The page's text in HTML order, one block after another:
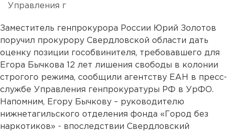
Управления г
Заместитель генпрокурора России Юрий Золотов
поручил прокурору Свердловской области дать
оценку позиции гособвинителя, требовавшего для
Егора Бычкова 12 лет лишения свободы в колонии
строгого режима, сообщили агентству ЕАН в пресс-
службе Управления генпрокуратуры РФ в УрФО.
Напомним, Егору Бычкову – руководителю
нижнетагильского отделения фонда «Город без
наркотиков» - впоследствии Свердловский